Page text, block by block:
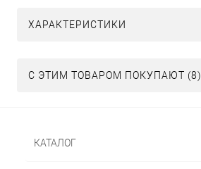
ХАРАКТЕРИСТИКИ
С ЭТИМ ТОВАРОМ ПОКУПАЮТ (8)
КАТАЛОГ